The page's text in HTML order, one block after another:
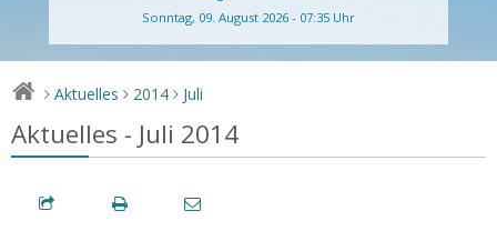
Sonntag, 09. August 2026 - 07:35 Uhr
> Aktuelles > 2014 > Juli
Aktuelles - Juli 2014